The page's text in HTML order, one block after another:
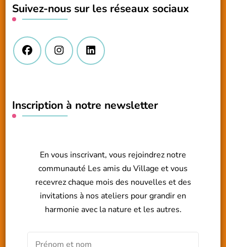
?
Suivez-nous sur les réseaux sociaux
Inscription à notre newsletter
En vous inscrivant, vous rejoindrez notre
communauté Les amis du Village et vous
recevrez chaque mois des nouvelles et des
invitations à nos ateliers pour grandir en
harmonie avec la nature et les autres.